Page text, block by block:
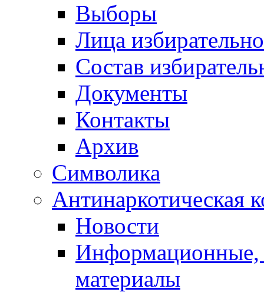
Выборы
Лица
Состав
Документы
Контакты
Архив
Символика
Антинаркотическая
Новости
Информационные,
материалы